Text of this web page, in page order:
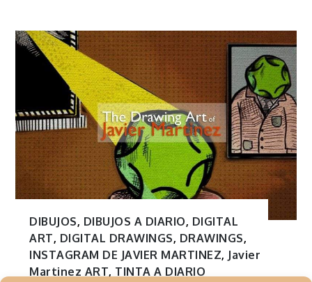
DIBUJOS, DIBUJOS A DIARIO, DIGITAL
ART, DIGITAL DRAWINGS, DRAWINGS,
INSTAGRAM DE JAVIER MARTINEZ, Javier
Martinez ART, TINTA A DIARIO